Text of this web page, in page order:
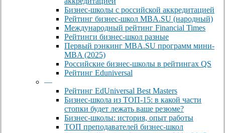
Бизнес-школы с российской аккредитацией
Рейтинг бизнес-школ MBA.SU (народный)
Международный рейтинг Financial Times
Рейтинги бизнес-школ разные
Первый рэнкинг MBA.SU программ мини-
MBA (2025)
Российские бизнес-школы в рейтингах QS
Рейтинг Eduniversal
—
Рейтинг EdUniversal Best Masters
Бизнес-школа из ТОП-15: в какой части
стопки будет лежать ваше резюме?
Бизнес-школы: история, опыт работы
ТОП преподавателей бизнес-школ